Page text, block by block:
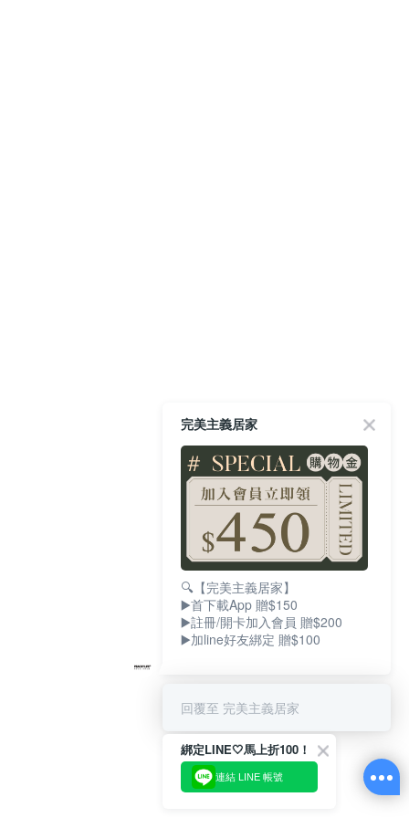
完美主義居家
🔍【完美主義居家】
▶️首下載App 贈$150
▶️註冊/開卡加入會員 贈$200
▶️加line好友綁定 贈$100
回覆至 完美主義居家
綁定LINE🤍馬上折100！
連結 LINE 帳號